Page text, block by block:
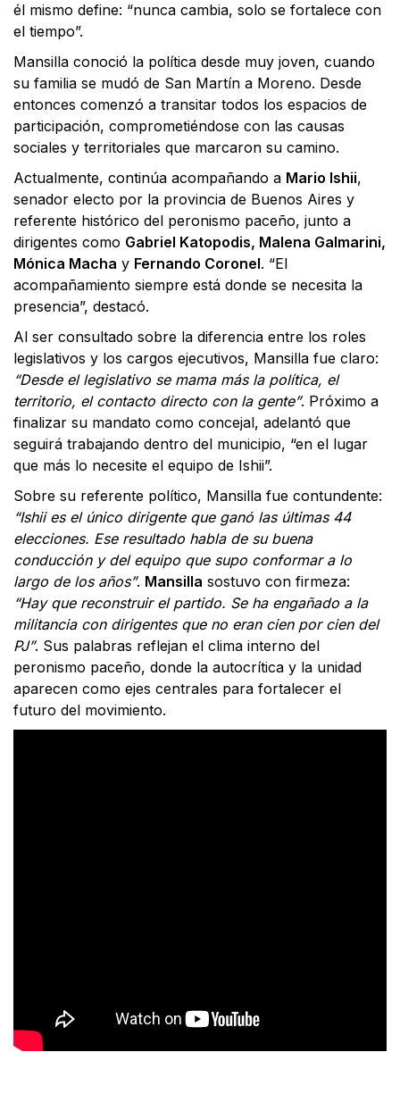
él mismo define: “nunca cambia, solo se fortalece con
el tiempo”.
Mansilla conoció la política desde muy joven, cuando
su familia se mudó de San Martín a Moreno. Desde
entonces comenzó a transitar todos los espacios de
participación, comprometiéndose con las causas
sociales y territoriales que marcaron su camino.
Actualmente, continúa acompañando a Mario Ishii,
senador electo por la provincia de Buenos Aires y
referente histórico del peronismo paceño, junto a
dirigentes como Gabriel Katopodis, Malena Galmarini,
Mónica Macha y Fernando Coronel. “El
acompañamiento siempre está donde se necesita la
presencia”, destacó.
Al ser consultado sobre la diferencia entre los roles
legislativos y los cargos ejecutivos, Mansilla fue claro:
“Desde el legislativo se mama más la política, el
territorio, el contacto directo con la gente”. Próximo a
finalizar su mandato como concejal, adelantó que
seguirá trabajando dentro del municipio, “en el lugar
que más lo necesite el equipo de Ishii”.
Sobre su referente político, Mansilla fue contundente:
“Ishii es el único dirigente que ganó las últimas 44
elecciones. Ese resultado habla de su buena
conducción y del equipo que supo conformar a lo
largo de los años”. Mansilla sostuvo con firmeza:
“Hay que reconstruir el partido. Se ha engañado a la
militancia con dirigentes que no eran cien por cien del
PJ”. Sus palabras reflejan el clima interno del
peronismo paceño, donde la autocrítica y la unidad
aparecen como ejes centrales para fortalecer el
futuro del movimiento.